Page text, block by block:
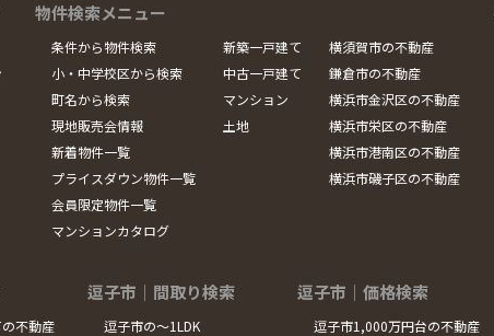
物件検索メニュー
条件から物件検索
小・中学校区から検索
町名から検索
現地販売会情報
新着物件一覧
プライスダウン物件一覧
会員限定物件一覧
マンションカタログ
新築一戸建て
中古一戸建て
マンション
土地
横須賀市の不動産
鎌倉市の不動産
横浜市金沢区の不動産
横浜市栄区の不動産
横浜市港南区の不動産
横浜市磯子区の不動産
不動産
逗子市｜間取り検索
逗子市の～1LDK
逗子市｜価格検索
逗子市1,000万円台の不動産